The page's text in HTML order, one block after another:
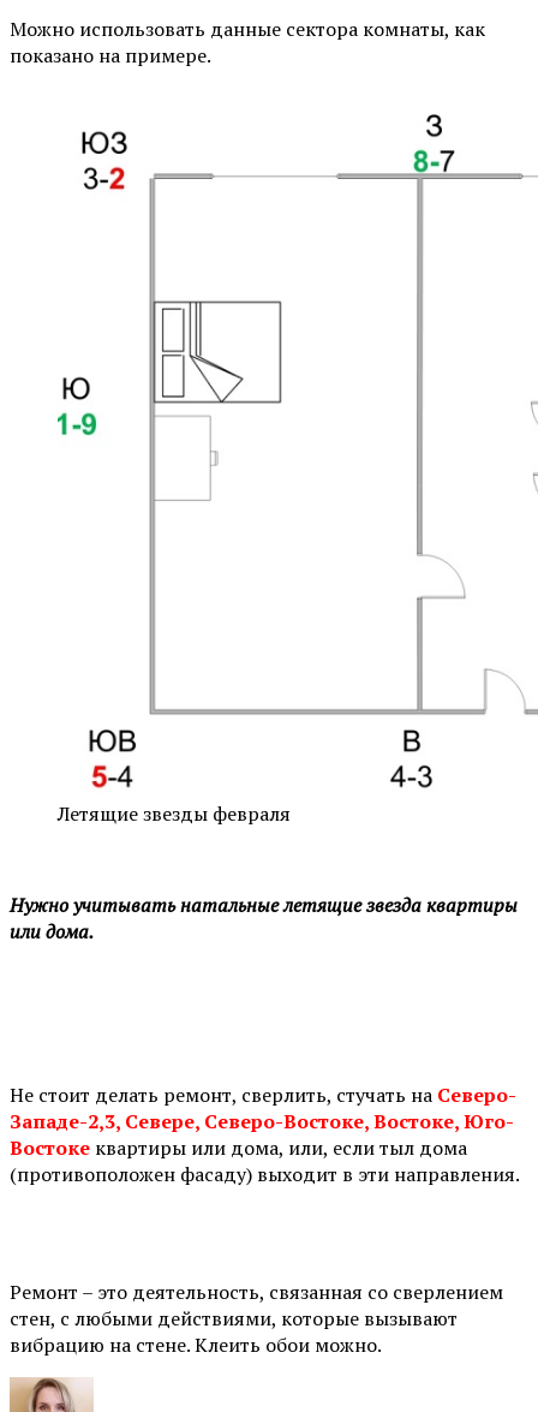
Можно использовать данные сектора комнаты, как
показано на примере.
Летящие звезды февраля
Нужно учитывать натальные летящие звезда квартиры
или дома.
Не стоит делать ремонт, сверлить, стучать на Северо-
Западе-2,3, Севере, Северо-Востоке, Востоке, Юго-
Востоке квартиры или дома, или, если тыл дома
(противоположен фасаду) выходит в эти направления.
Ремонт – это деятельность, связанная со сверлением
стен, с любыми действиями, которые вызывают
вибрацию на стене. Клеить обои можно.